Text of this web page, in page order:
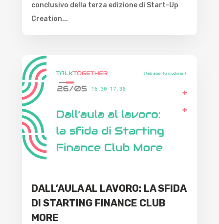
conclusivo della terza edizione di Start-Up
Creation...
DALL’AULA AL LAVORO: LA SFIDA
DI STARTING FINANCE CLUB
MORE